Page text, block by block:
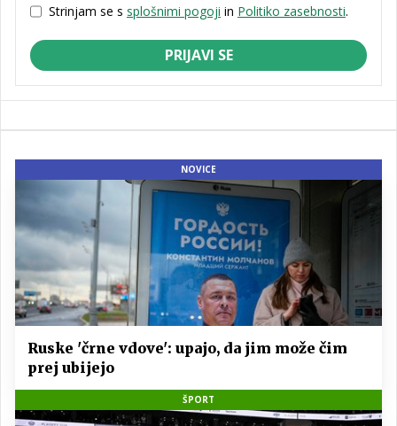
Strinjam se s splošnimi pogoji in Politiko zasebnosti.
PRIJAVI SE
NOVICE
Ruske 'črne vdove': upajo, da jim može čim
prej ubijejo
ŠPORT